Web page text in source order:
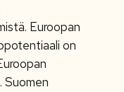
Euroopan
on
Suomen